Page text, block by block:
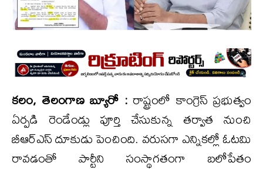
కలం, తెలంగాణ బ్యూరో :రాష్ట్రంలో కాంగ్రెస్ ప్రభుత్వం
ఏర్పడి రెండేండ్లు పూర్తి చేసుకున్న తర్వాత నుంచి
బీఆర్ఎస్ దూకుడు పెంచింది. వరుసగా ఎన్నికల్లో ఓటమి
రావడంతో పార్టీని సంస్థాగతంగా బలోపేతం